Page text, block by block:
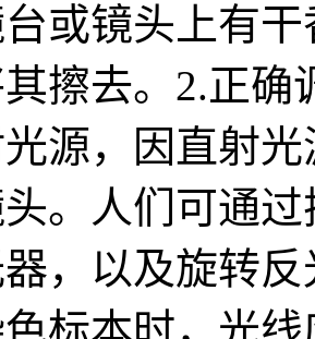
或镜头上有
擦去。2.正
源，因直射
。人们可通
，以及旋转